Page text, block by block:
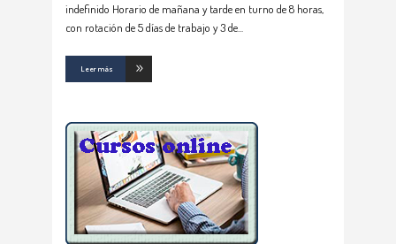
indefinido Horario de mañana y tarde en turno de 8 horas,
con rotación de 5 días de trabajo y 3 de
Leer más